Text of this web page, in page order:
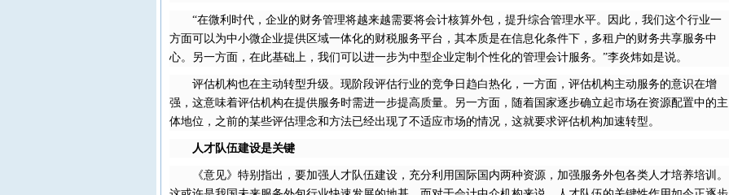
“在微利时代，企业的财务管理将越来越需要将会计核算外包，提升综合管理水平。因此，我们这个行业一
方面可以为中小微企业提供区域一体化的财税服务平台，其本质是在信息化条件下，多租户的财务共享服务中
心。另一方面，在此基础上，我们可以进一步为中型企业定制个性化的管理会计服务。”李炎炜如是说。
评估机构也在主动转型升级。现阶段评估行业的竞争日趋白热化，一方面，评估机构主动服务的意识在增
强，这意味着评估机构在提供服务时需进一步提高质量。另一方面，随着国家逐步确立起市场在资源配置中的主
体地位，之前的某些评估理念和方法已经出现了不适应市场的情况，这就要求评估机构加速转型。
人才队伍建设是关键
《意见》特别指出，要加强人才队伍建设，充分利用国际国内两种资源，加强服务外包各类人才培养培训。